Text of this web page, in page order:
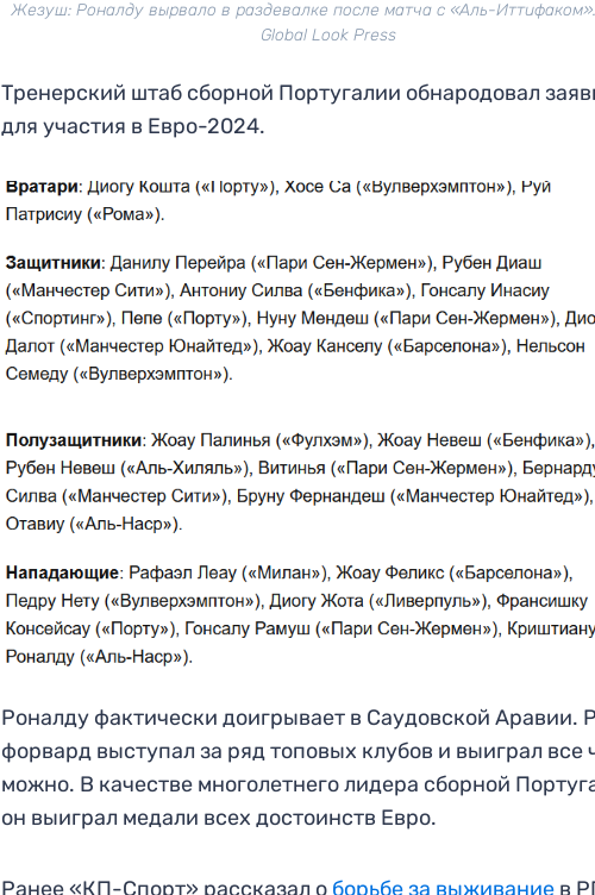
Жезуш: Роналду вырвало в раздевалке после матча с «Аль-
Global Look Press
Тренерский штаб сборной Португалии обнародовал
для участия в Евро-2024.
Роналду фактически доигрывает в Саудовской Аравии.
форвард выступал за ряд топовых клубов и выиграл все
можно. В качестве многолетнего лидера сборной
он выиграл медали всех достоинств Евро.
Ранее «КП-Спорт» рассказал о борьбе за выживание в